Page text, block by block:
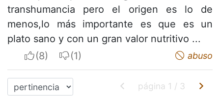
transhumancia pero el origen es lo de
menos,lo más importante es que es un
plato sano y con un gran valor nutritivo ...
I apreciateI do not appreciate abuso
página 1 / 3